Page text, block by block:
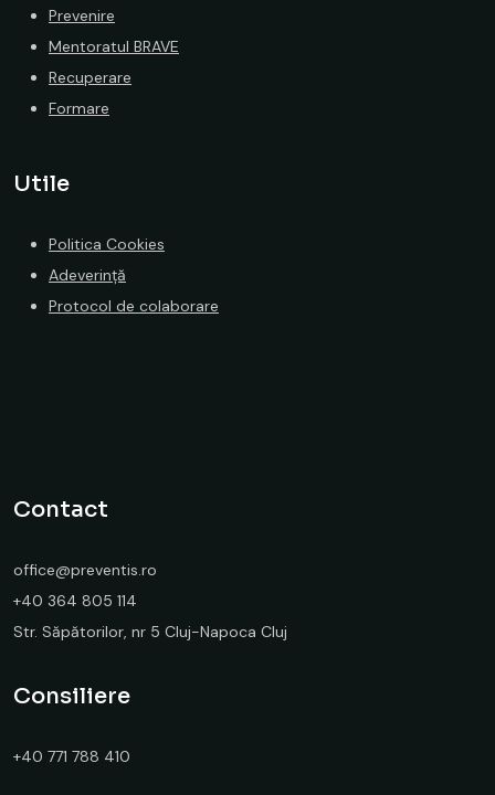
Prevenire
Mentoratul BRAVE
Recuperare
Formare
Utile
Politica Cookies
Adeverință
Protocol de colaborare
Contact
office@preventis.ro
+40 364 805 114
Str. Săpătorilor, nr 5 Cluj-Napoca Cluj
Consiliere
+40 771 788 410